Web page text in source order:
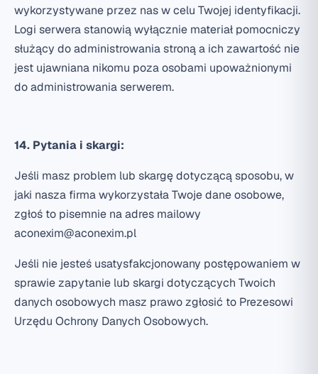
wykorzystywane przez nas w celu Twojej identyfikacji.
Logi serwera stanowią wyłącznie materiał pomocniczy
służący do administrowania stroną a ich zawartość nie
jest ujawniana nikomu poza osobami upoważnionymi
do administrowania serwerem.
14. Pytania i skargi:
Jeśli masz problem lub skargę dotyczącą sposobu, w
jaki nasza firma wykorzystała Twoje dane osobowe,
zgłoś to pisemnie na adres mailowy
aconexim@aconexim.pl
Jeśli nie jesteś usatysfakcjonowany postępowaniem w
sprawie zapytanie lub skargi dotyczących Twoich
danych osobowych masz prawo zgłosić to Prezesowi
Urzędu Ochrony Danych Osobowych.